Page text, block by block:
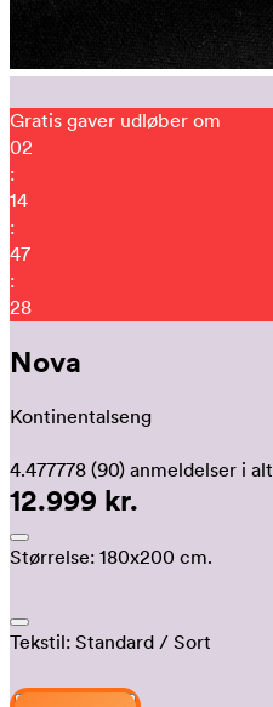
Gratis gaver udløber om
02
:
14
:
47
:
21
Nova
Kontinentalseng
4.477778 (90) anmeldelser i alt
12.999 kr.
Størrelse: 180x200 cm.
Tekstil: Standard / Sort